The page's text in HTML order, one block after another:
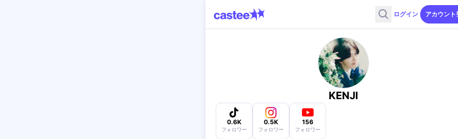
ログイン アカウント
KENJI
0.6K
フォロワー
0.5K
フォロワー
156
フォロワー